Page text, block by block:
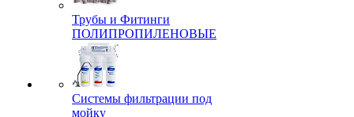
Трубы и Фитинги
ПОЛИПРОПИЛЕНОВЫЕ
Системы фильтрации под
мойку